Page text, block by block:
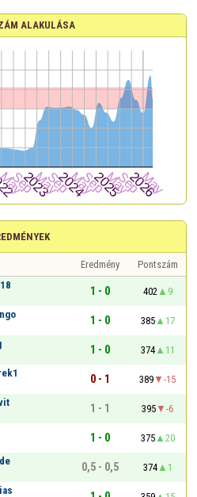
ALAKULÁSA
Eredmény
Pontszám
1 - 0 402
9
1 - 0 385
17
1 - 0 374
11
0 - 1 389
-15
1 - 1 395
-6
1 - 0 375
20
0,5 - 0,5 374
1